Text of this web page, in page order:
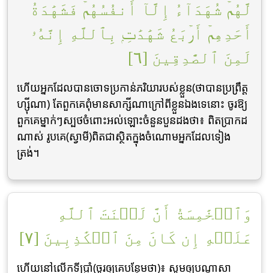
لَّهُمۡ شُهَدَآءُ إِلَّآ أَنفُسُهُمۡ فَشَهَٰدَةُ
أَحَدِهِمۡ أَرۡبَعُ شَهَٰدَٰتِۭ بِٱللَّهِ إِنَّهُۥ
لَمِنَ ٱلصَّٰدِقِينَ [٦]
ហើយអ្នកដែលបានចោទប្រកាន់ភរិយារបស់ខ្លួន(ថាបានប្រព្រឹត្ត
ហ្ស៊ីណា) តែពួកគេពុំមានសាក្សីណាក្រៅពីខ្លួនឯងទេនោះ ចូរឱ្យ
ពួកគេម្នាក់ៗស្បថចំពោះអល់ឡោះចំនួនបួនដងថា៖ ពិតប្រាកដ
ណាស់ រូបគេ(ស្វាមី)ពិតជាស្ថិតក្នុងចំណោមអ្នកដែលទៀង
ត្រង់។
وَٱلۡخَٰمِسَةُ أَنَّ لَعۡنَتَ ٱللَّهِ
عَلَيۡهِ إِن كَانَ مِنَ ٱلۡكَٰذِبِينَ [٧]
ហើយនៅលើកទីប្រាំ(ចូរឲ្យគេបន្ថែមថា)៖ សូមឲ្យបណ្តាសា